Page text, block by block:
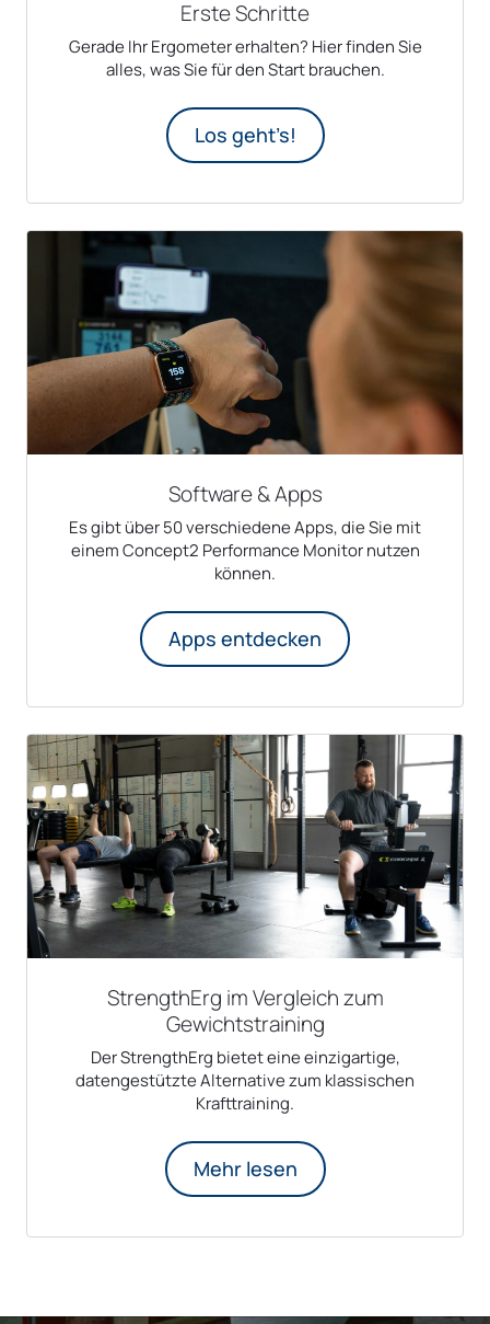
Erste Schritte
Gerade Ihr Ergometer erhalten? Hier finden Sie
alles, was Sie für den Start brauchen.
Los geht’s!
Software & Apps
Es gibt über 50 verschiedene Apps, die Sie mit
einem Concept2 Performance Monitor nutzen
können.
Apps entdecken
StrengthErg im Vergleich zum
Gewichtstraining
Der StrengthErg bietet eine einzigartige,
datengestützte Alternative zum klassischen
Krafttraining.
Mehr lesen